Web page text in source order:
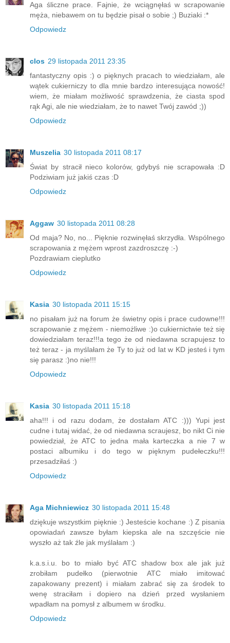
Aga śliczne prace. Fajnie, że wciągnęłaś w scrapowanie
męża, niebawem on tu będzie pisał o sobie ;) Buziaki :*
Odpowiedz
clos 29 listopada 2011 23:35
fantastyczny opis :) o pięknych pracach to wiedziałam, ale
wątek cukierniczy to dla mnie bardzo interesująca nowość!
wiem, że miałam możliwość sprawdzenia, że ciasta spod
rąk Agi, ale nie wiedziałam, że to nawet Twój zawód ;))
Odpowiedz
Muszelia 30 listopada 2011 08:17
Świat by stracił nieco kolorów, gdybyś nie scrapowała :D
Podziwiam już jakiś czas :D
Odpowiedz
Aggaw 30 listopada 2011 08:28
Od maja? No, no... Pięknie rozwinęłaś skrzydła. Wspólnego
scrapowania z mężem wprost zazdroszczę :-)
Pozdrawiam cieplutko
Odpowiedz
Kasia 30 listopada 2011 15:15
no pisałam już na forum że świetny opis i prace cudowne!!!
scrapowanie z mężem - niemożliwe :)o cukiernictwie też się
dowiedziałam teraz!!!a tego że od niedawna scrapujesz to
też teraz - ja myślałam że Ty to już od lat w KD jesteś i tym
się parasz :)no nie!!!
Odpowiedz
Kasia 30 listopada 2011 15:18
aha!!! i od razu dodam, że dostałam ATC :))) Yupi jest
cudne i tutaj widać, że od niedawna scraujesz, bo nikt Ci nie
powiedział, że ATC to jedna mała karteczka a nie 7 w
postaci albumiku i do tego w pięknym pudełeczku!!!
przesadziłaś :)
Odpowiedz
Aga Michniewicz 30 listopada 2011 15:48
dziękuje wszystkim pięknie :) Jesteście kochane :) Z pisania
opowiadań zawsze byłam kiepska ale na szczęście nie
wyszło aż tak źle jak myślałam :)
k.a.s.i.u. bo to miało być ATC shadow box ale jak już
zrobiłam pudełko (pierwotnie ATC miało imitować
zapakowany prezent) i miałam zabrać się za środek to
wenę straciłam i dopiero na dzień przed wysłaniem
wpadłam na pomysł z albumem w środku.
Odpowiedz